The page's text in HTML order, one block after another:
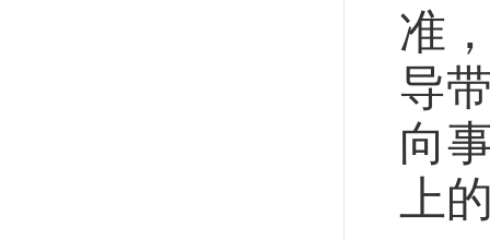
准
导
向
上